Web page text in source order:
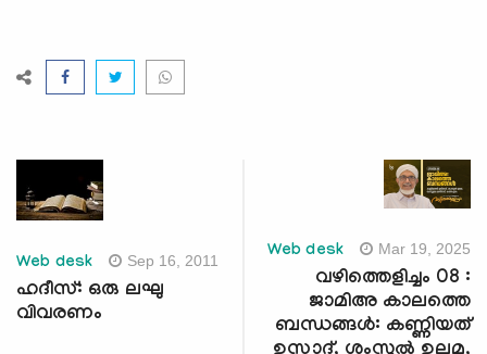
Web desk Sep 16, 2011
ഹദീസ്: ഒരു ലഘു
വിവരണം
Web desk Mar 19, 2025
വഴിത്തെളിച്ചം 08 :
ജാമിഅ കാലത്തെ
ബന്ധങ്ങൾ: കണ്ണിയത്